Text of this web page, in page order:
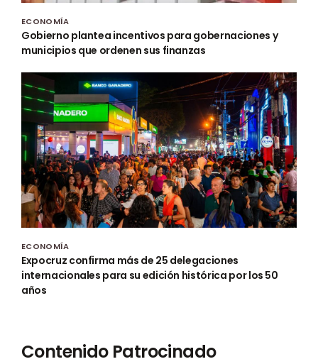
ECONOMÍA
Gobierno plantea incentivos para gobernaciones y
municipios que ordenen sus finanzas
ECONOMÍA
Expocruz confirma más de 25 delegaciones
internacionales para su edición histórica por los 50
años
Contenido Patrocinado